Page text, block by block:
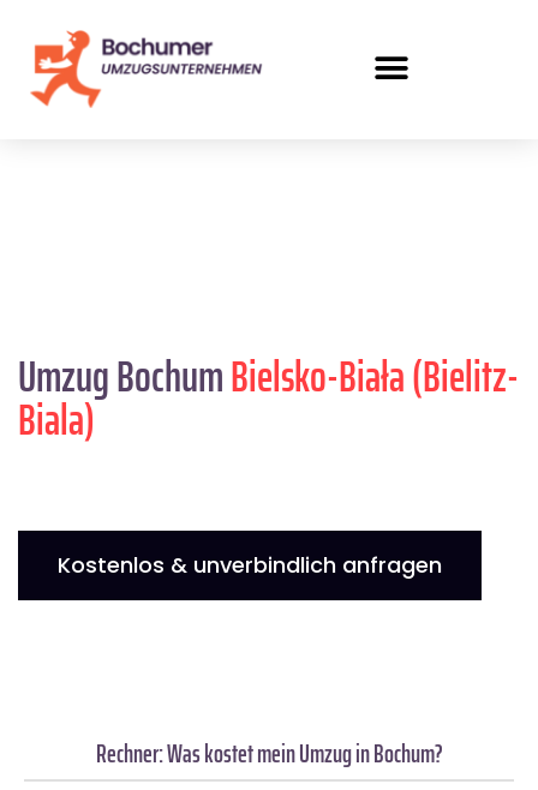
Umzug BochumBielsko-Biała (Bielitz-
Biala)
Kostenlos & unverbindlich anfragen
Rechner: Was kostet mein Umzug in Bochum?